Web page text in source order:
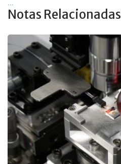
Notas Relacionadas